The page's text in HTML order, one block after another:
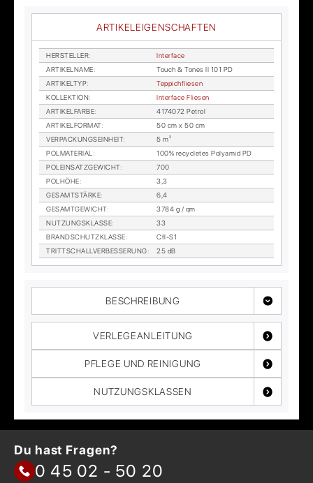
ARTIKELEIGENSCHAFTEN
HER­STEL­LER:
In­ter­face
AR­TI­KEL­NA­ME:
Touch & To­nes II 101 PD
AR­TI­KEL­TYP:
Tep­pich­flie­sen
KOL­LEK­TI­ON:
In­ter­face Flie­sen
AR­TI­KEL­FAR­BE:
4174072 Pe­trol
AR­TI­KEL­FOR­MAT:
50 cm x 50 cm
VER­PA­CKUNGS­EIN­HEIT:
5 m²
POL­MA­TE­RI­AL:
100% re­cy­cle­tes Po­ly­amid PD
POL­EIN­SATZ­GE­WICHT:
700
POL­HÖ­HE:
3,3
GE­SAMT­STÄR­KE:
6,4
GE­SAMT­GE­WICHT:
3784 g / qm
NUT­ZUNGS­KLAS­SE:
33
BRAND­SCHUTZ­KLAS­SE:
Cfl-S1
TRITT­SCHALL­VER­BES­SE­RUNG: 25 dB
BESCHREIBUNG
VERLEGEANLEITUNG
PFLEGE UND REINIGUNG
NUTZUNGSKLASSEN
Du hast Fragen?
0 45 02 - 50 20